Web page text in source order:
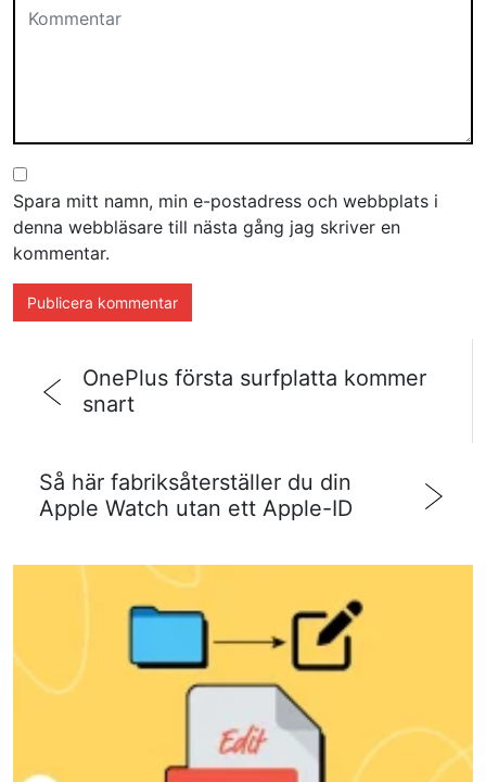
Spara mitt namn, min e-postadress och webbplats i
denna webbläsare till nästa gång jag skriver en
kommentar.
OnePlus första surfplatta kommer
snart
Så här fabriksåterställer du din
Apple Watch utan ett Apple-ID